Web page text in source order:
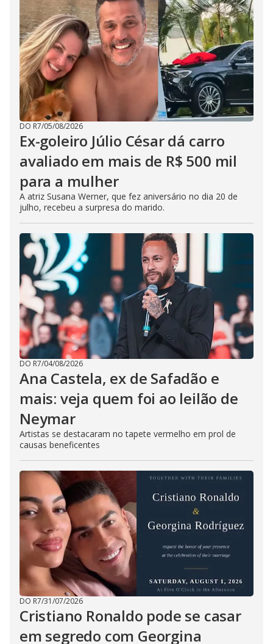
DO R7/05/08/2026
Ex-goleiro Júlio César dá carro
avaliado em mais de R$ 500 mil
para a mulher
A atriz Susana Werner, que fez aniversário no dia 20 de
julho, recebeu a surpresa do marido.
DO R7/04/08/2026
Ana Castela, ex de Safadão e
mais: veja quem foi ao leilão de
Neymar
Artistas se destacaram no tapete vermelho em prol de
causas beneficentes
DO R7/31/07/2026
Cristiano Ronaldo pode se casar
em segredo com Georgina